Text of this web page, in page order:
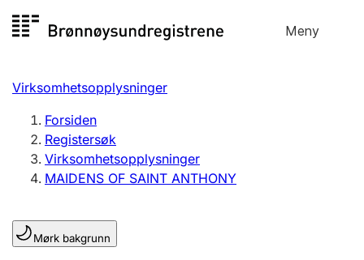
til
Meny
Registersøk
Aksjeselskap
Enkeltpersonforetak
Registrere, endre, slette
Lag og forening
Virksomhetsopplysninger
Forsiden
Registersøk
Virksomhetsopplysninger
MAIDENS OF SAINT ANTHONY
Mørk bakgrunn